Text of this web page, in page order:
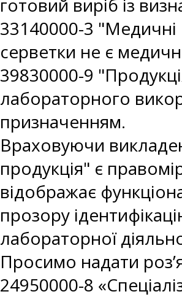
готовий виріб із
33140000-3 "Медичні
серветки не є
39830000-9
лабораторного
призначенням.
Враховуючи
продукція" є
відображає
прозору
лабораторної
Просимо надати
24950000-8